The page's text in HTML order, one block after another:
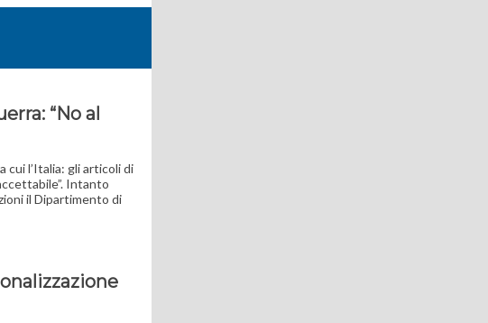
“No al
cui l’Italia: gli articoli di
Intanto
il Dipartimento di